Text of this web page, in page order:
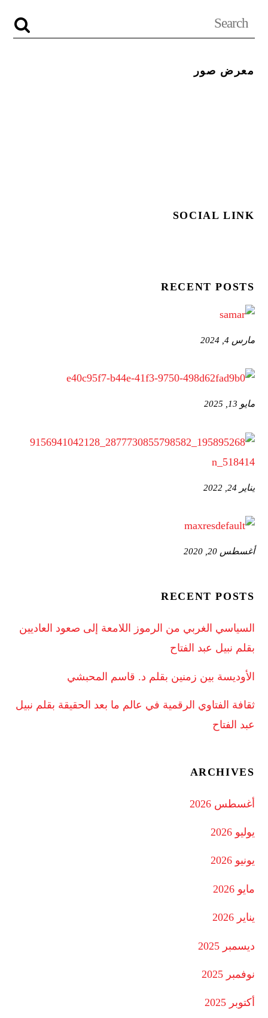
معرض صور
SOCIAL LINK
RECENT POSTS
مارس 4, 2024
مايو 13, 2025
يناير 24, 2022
أغسطس 20, 2020
RECENT POSTS
السياسي الغربي من الرموز اللامعة إلى صعود العاديين
بقلم نبيل عبد الفتاح
الأوديسة بين زمنين بقلم د. قاسم المحبشي
ثقافة الفتاوي الرقمية في عالم ما بعد الحقيقة بقلم نبيل
عبد الفتاح
ARCHIVES
أغسطس 2026
يوليو 2026
يونيو 2026
مايو 2026
يناير 2026
ديسمبر 2025
نوفمبر 2025
أكتوبر 2025